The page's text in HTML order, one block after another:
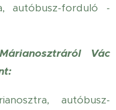
autóbusz-forduló -
Vác
autóbusz-